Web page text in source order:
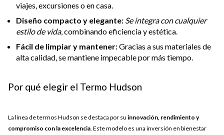
viajes, excursiones o en casa.
Diseño compacto y elegante: Se integra con cualquier
estilo de vida, combinando eficiencia y estética.
Fácil de limpiar y mantener:Gracias a sus materiales de
alta calidad, se mantiene impecable por más tiempo.
Por qué elegir el Termo Hudson
La línea de termos Hudson se destaca por su innovación, rendimiento y
compromiso con la excelencia. Este modelo es una inversión en bienestar